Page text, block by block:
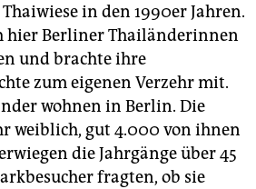
in den 1990er Jahren.
hier Berliner Thailänderinnen
und brachte ihre
zum eigenen Verzehr mit.
wohnen in Berlin. Die
weiblich, gut 4.000 von ihnen
die Jahrgänge über 45
fragten, ob sie